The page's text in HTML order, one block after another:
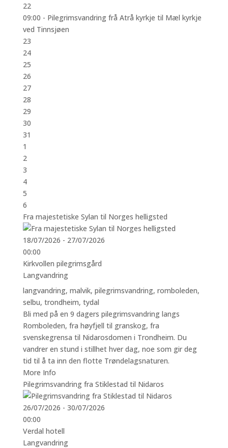
22
09:00 - Pilegrimsvandring frå Atrå kyrkje til Mæl kyrkje
ved Tinnsjøen
23
24
25
26
27
28
29
30
31
1
2
3
4
5
6
Fra majestetiske Sylan til Norges helligsted
18/07/2026 - 27/07/2026
00:00
Kirkvollen pilegrimsgård
Langvandring
langvandring, malvik, pilegrimsvandring, romboleden,
selbu, trondheim, tydal
Bli med på en 9 dagers pilegrimsvandring langs
Romboleden, fra høyfjell til granskog, fra
svenskegrensa til Nidarosdomen i Trondheim. Du
vandrer en stund i stillhet hver dag, noe som gir deg
tid til å ta inn den flotte Trøndelagsnaturen.
More Info
Pilegrimsvandring fra Stiklestad til Nidaros
26/07/2026 - 30/07/2026
00:00
Verdal hotell
Langvandring